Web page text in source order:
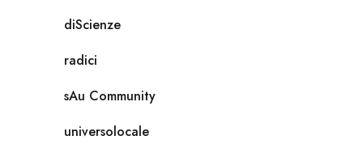
diScienze
radici
sAu Community
universolocale